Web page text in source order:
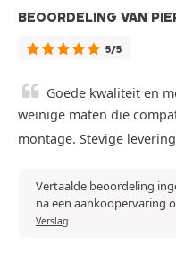
BEOORDELING VAN
5/5
Goede kwaliteit en
weinige maten die
montage. Stevige
Vertaalde beoordeling
na een aankoopervaring
Verslag